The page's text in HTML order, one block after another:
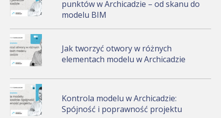
punktów w Archicadzie – od skanu do
modelu BIM
Jak tworzyć otwory w różnych
elementach modelu w Archicadzie
Kontrola modelu w Archicadzie:
Spójność i poprawność projektu